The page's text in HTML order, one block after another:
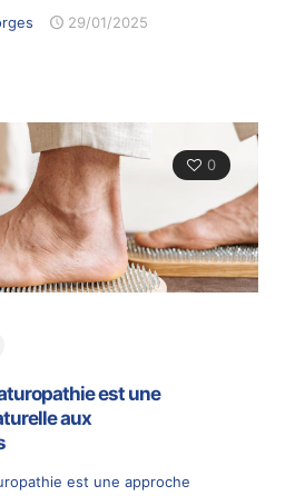
29/01/2025
0
est une
aux
est une approche